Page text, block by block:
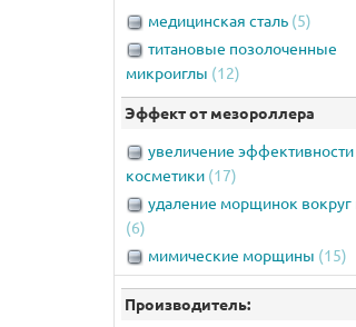
медицинская сталь (5)
титановые позолоченные
микроиглы (12)
Эффект от мезороллера
увеличение эффективности
косметики (17)
удаление морщинок вокруг
(6)
мимические морщины (15)
гиперпигментация
Производитель: